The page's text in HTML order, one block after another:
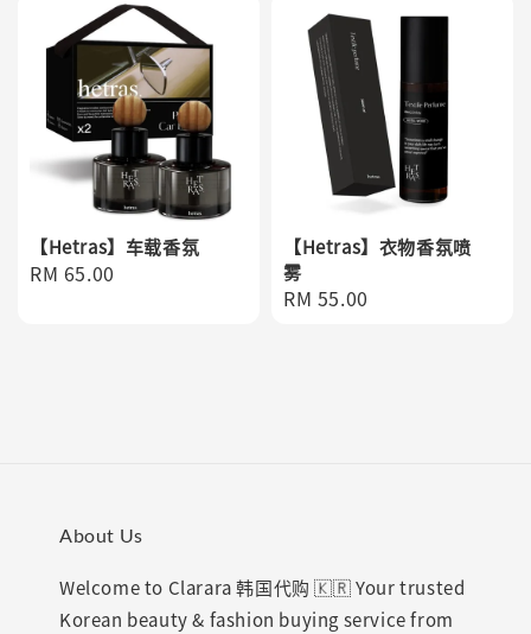
【Hetras】车载香氛
Regular
RM 65.00
【Hetras】衣物香氛喷
雾
Regular
RM 55.00
About Us
Welcome to Clarara 韩国代购 🇰🇷 Your trusted
Korean beauty & fashion buying service from